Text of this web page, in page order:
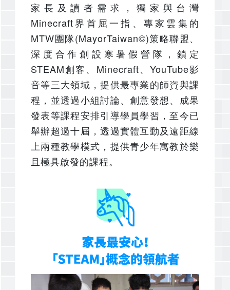
家長及讀者需求，獨家與台灣
Minecraft界首屈一指、專家雲集的
MTW團隊(MayorTaiwan©)策略聯盟、
深度合作創設寒暑假營隊，鎖定
STEAM創客、Minecraft、YouTube影
音等三大領域，提供最專業的師資與課
程，並透過小組討論、創意發想、成果
發表等課程安排引導學員學習，至今已
舉辦超過十屆，透過實體互動及遠距線
上兩種教學模式，提供青少年寓教於樂
且極具啟發的課程。